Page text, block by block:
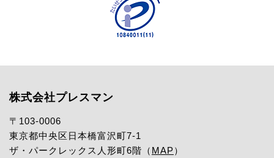
株式会社プレスマン
〒103-0006
東京都中央区日本橋富沢町7-1
ザ・パークレックス人形町6階（ MAP）